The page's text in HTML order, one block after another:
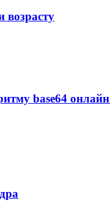
возрасту
base64